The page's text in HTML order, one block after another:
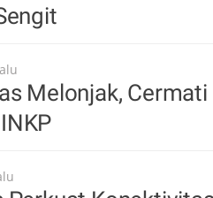
Melonjak,